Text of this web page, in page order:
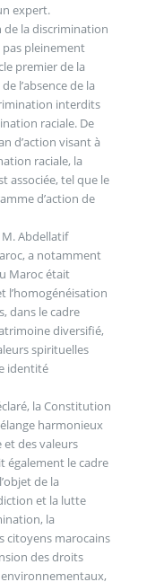
expert.
de la discrimination
pas pleinement
premier de la
l’absence de la
interdits
raciale. De
d’action visant à
raciale, la
associée, tel que le
d’action de
Abdellatif
a notamment
Maroc était
l’homogénéisation
dans le cadre
diversifié,
spirituelles
identité
la Constitution
harmonieux
des valeurs
également le cadre
de la
et la lutte
la
citoyens marocains
des droits